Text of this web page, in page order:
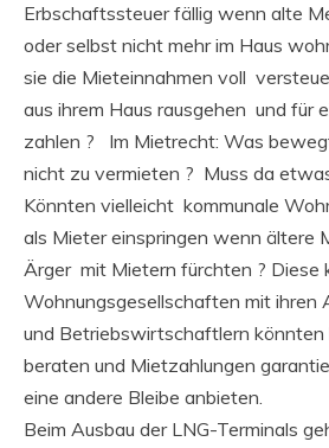
Erbschaftssteuer fällig wenn alte
oder selbst nicht mehr im Haus
sie die Mieteinnahmen voll
aus ihrem Haus rausgehen und für
zahlen ? Im Mietrecht: Was
nicht zu vermieten ? Muss da
Könnten vielleicht kommunale
als Mieter einspringen wenn ältere
Ärger mit Mietern fürchten ? Diese
Wohnungsgesellschaften mit ihren
und Betriebswirtschaftlern könnten
beraten und Mietzahlungen
eine andere Bleibe anbieten.
Beim Ausbau der LNG-Terminals